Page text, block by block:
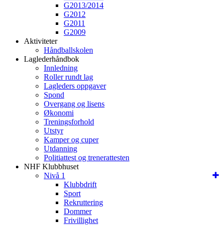
G2013/2014
G2012
G2011
G2009
Aktiviteter
Håndballskolen
Laglederhåndbok
Innledning
Roller rundt lag
Lagleders oppgaver
Spond
Overgang og lisens
Økonomi
Treningsforhold
Utstyr
Kamper og cuper
Utdanning
Politiattest og trenerattesten
NHF Klubbhuset
Nivå 1
Klubbdrift
Sport
Rekruttering
Dommer
Frivillighet